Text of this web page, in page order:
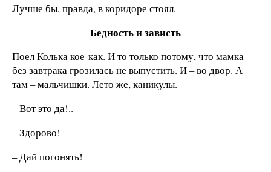
Лучше бы, правда, в коридоре стоял.
Бедность и зависть
Поел Колька кое-как. И то только потому, что мамка
без завтрака грозилась не выпустить. И – во двор. А
там – мальчишки. Лето же, каникулы.
– Вот это да!..
– Здорово!
– Дай погонять!